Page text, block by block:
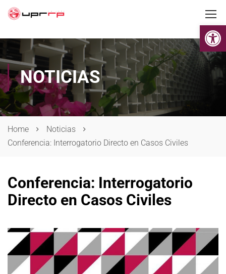
NOTICIAS
Home
Noticias
Conferencia: Interrogatorio Directo en Casos Civiles
Conferencia: Interrogatorio
Directo en Casos Civiles